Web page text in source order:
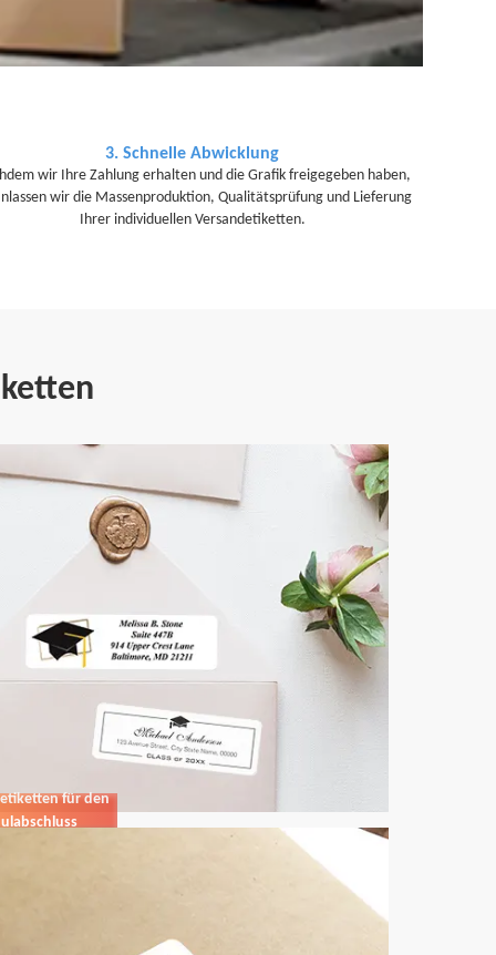
3. Schnelle Abwicklung
wir Ihre Zahlung erhalten und die Grafik freigegeben haben,
wir die Massenproduktion, Qualitätsprüfung und Lieferung
Ihrer individuellen Versandetiketten.
für den